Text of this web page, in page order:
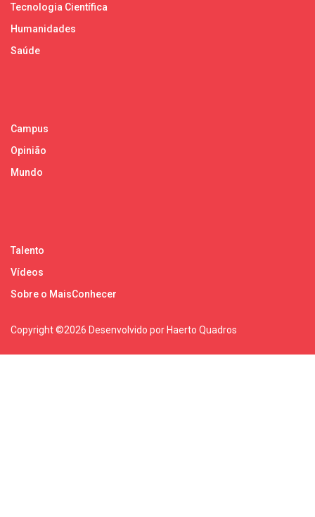
Tecnologia Científica
Humanidades
Saúde
Campus
Opinião
Mundo
Talento
Vídeos
Sobre o MaisConhecer
Copyright ©2026 Desenvolvido por Haerto Quadros